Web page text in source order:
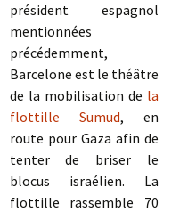
président espagnol
mentionnées
précédemment,
Barcelone est le théâtre
de la mobilisation de la
flottille Sumud, en
route pour Gaza afin de
tenter de briser le
blocus israélien. La
flottille rassemble 70